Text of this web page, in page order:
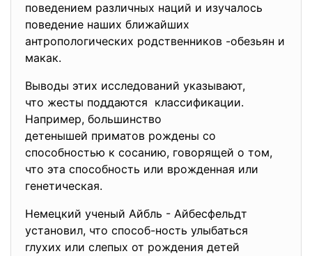
поведением различных наций и изучалось
поведение наших ближайших
антропологических родственников -обезьян и
макак.
Выводы этих исследований указывают,
что жесты поддаются классификации.
Например, большинство
детенышей приматов рождены со
способностью к сосанию, говорящей о том,
что эта способность или врожденная или
генетическая.
Немецкий ученый Айбль - Айбесфельдт
установил, что способ-ность улыбаться
глухих или слепых от рождения детей